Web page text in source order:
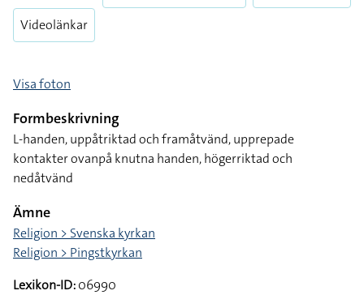
Videolänkar
Visa foton
Formbeskrivning
L-handen, uppåtriktad och framåtvänd, upprepade
kontakter ovanpå knutna handen, högerriktad och
nedåtvänd
Ämne
Religion > Svenska kyrkan
Religion > Pingstkyrkan
Lexikon-ID:06990